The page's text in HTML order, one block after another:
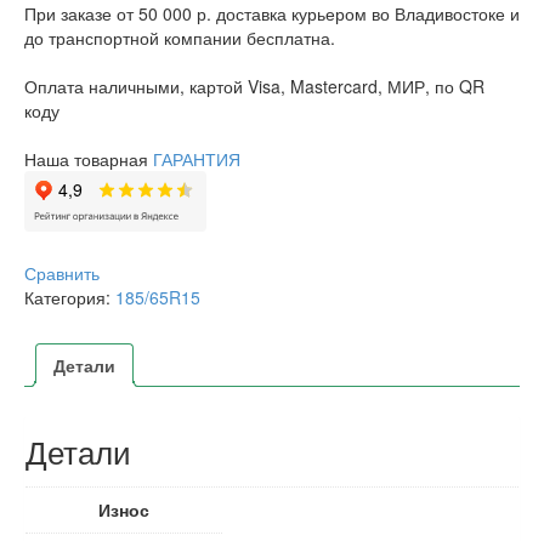
При заказе от 50 000 р. доставка курьером во Владивостоке и
до транспортной компании бесплатна.
Оплата наличными, картой Visa, Mastercard, МИР, по QR
коду
Наша товарная ГАРАНТИЯ
Сравнить
Категория: 185/65R15
Детали
Детали
Износ